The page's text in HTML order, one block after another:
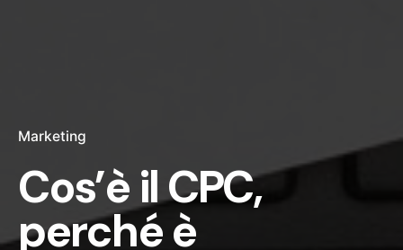
Marketing
Cos’è il CPC,
perché è